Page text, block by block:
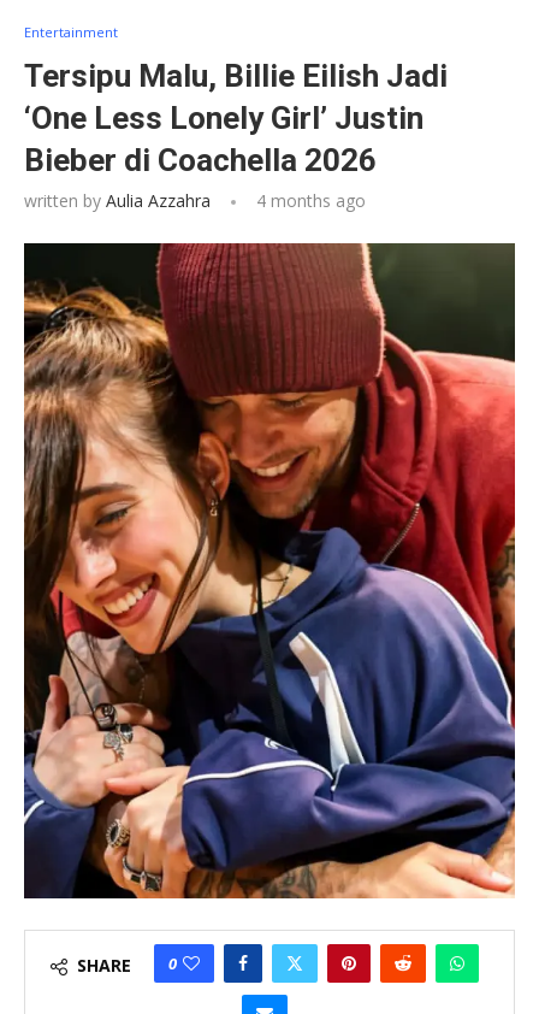
Entertainment
Tersipu Malu, Billie Eilish Jadi
‘One Less Lonely Girl’ Justin
Bieber di Coachella 2026
written by Aulia Azzahra 4 months ago
SHARE 0